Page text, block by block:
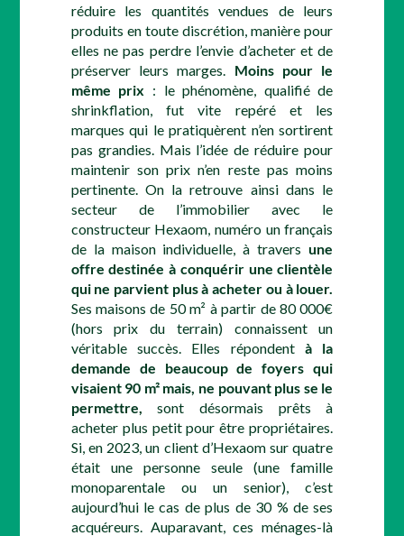
réduire les quantités vendues de leurs
produits en toute discrétion, manière pour
elles ne pas perdre l’envie d’acheter et de
préserver leurs marges. Moins pour le
même prix : le phénomène, qualifié de
shrinkflation, fut vite repéré et les
marques qui le pratiquèrent n’en sortirent
pas grandies. Mais l’idée de réduire pour
maintenir son prix n’en reste pas moins
pertinente. On la retrouve ainsi dans le
secteur de l’immobilier avec le
constructeur Hexaom, numéro un français
de la maison individuelle, à traversune
offre destinée à conquérir une clientèle
qui ne parvient plus à acheter ou à louer.
Ses maisons de 50 m² à partir de 80 000€
(hors prix du terrain) connaissent un
véritable succès. Elles répondentà la
demande de beaucoup de foyers qui
visaient 90 m² mais, ne pouvant plus se le
permettre, sont désormais prêts à
acheter plus petit pour être propriétaires.
Si, en 2023, un client d’Hexaom sur quatre
était une personne seule (une famille
monoparentale ou un senior), c’est
aujourd’hui le cas de plus de 30 % de ses
acquéreurs. Auparavant, ces ménages-là